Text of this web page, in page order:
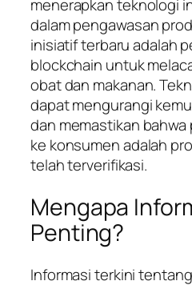
menerapkan teknologi
dalam pengawasan
inisiatif terbaru adalah
blockchain untuk
obat dan makanan.
dapat mengurangi
dan memastikan
ke konsumen adalah
telah terverifikasi.
Mengapa
Penting?
Informasi terkini